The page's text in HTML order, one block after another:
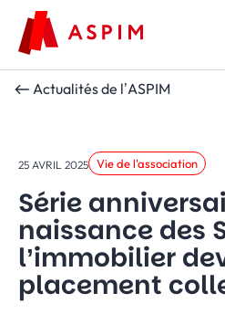
Aller au contenu
Actualités de l’ASPIM
25 AVRIL 2025 Vie de l'association
Série
naissance des
l’immobilier
placement